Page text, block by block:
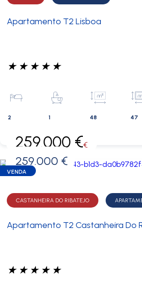
Apartamento T2 Lisboa
★ ★ ★ ★ ★
2 1 48 47
0 €
259.000 €€
259.000 €
VENDA
CASTANHEIRA DO RIBATEJO
Apartamento T2 Castanheira Do
★ ★ ★ ★ ★